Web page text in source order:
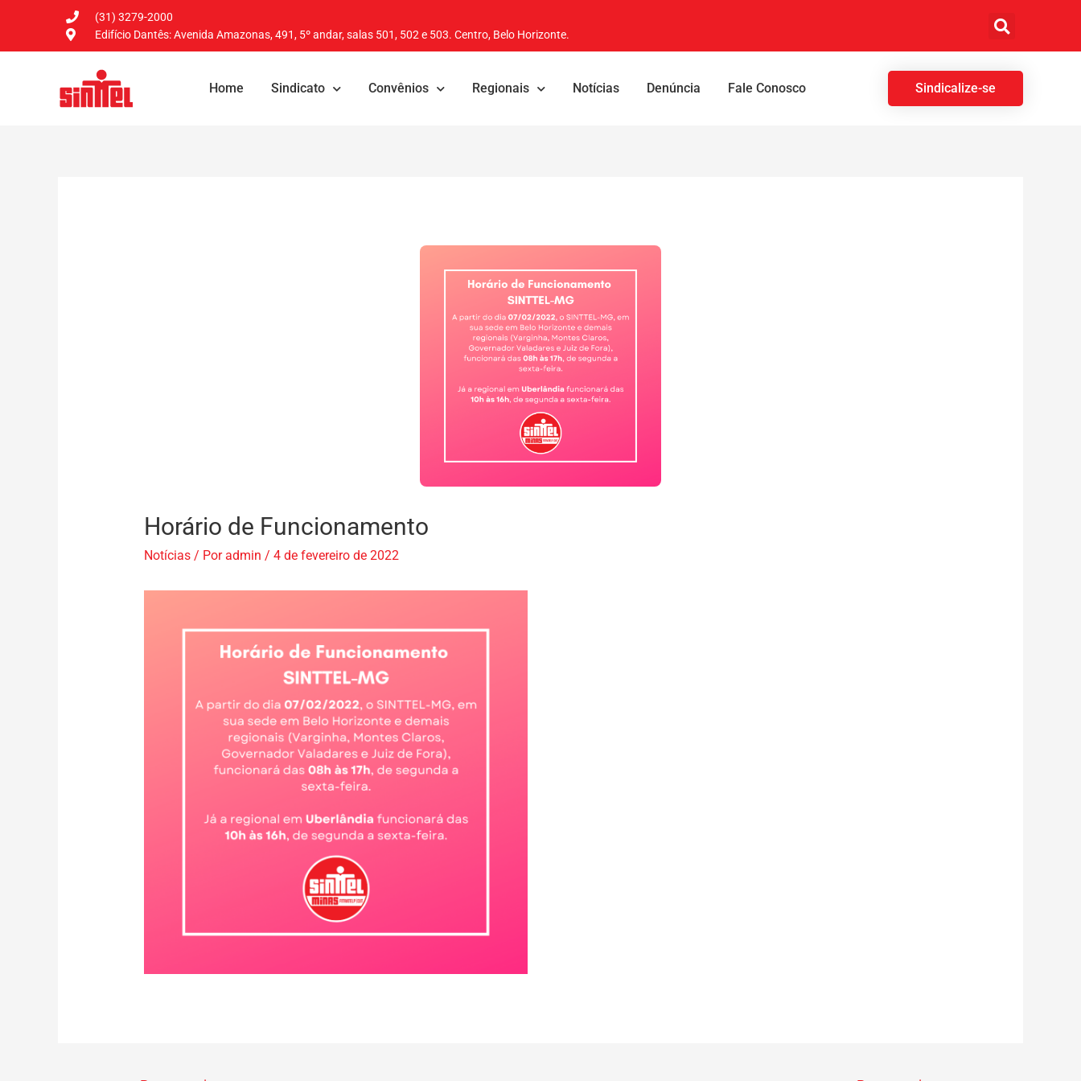
(31) 3279-2000
Edifício Dantês: Avenida Amazonas, 491, 5º andar, salas 501, 502 e 503. Centro, Belo Horizonte.
Home Sindicato Convênios Regionais Notícias Denúncia Fale Conosco Sindicalize-se
Horário de Funcionamento
Notícias/ Poradmin / 4 de fevereiro de 2022